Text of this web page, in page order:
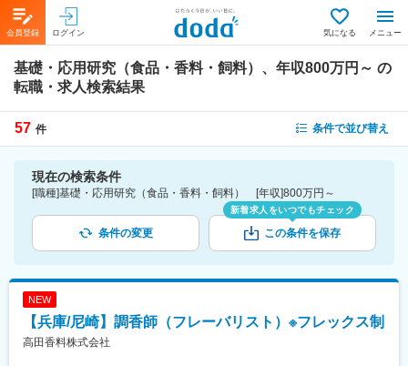
会員登録 ログイン 気になる メニュー
基礎・応用研究（食品・香料・飼料）、年収800万円～ の
転職・求人検索結果
57 件 条件で並び替え
現在の検索条件
[職種]基礎・応用研究（食品・香料・飼料） [年収]800万円～
条件の変更
新着求人をいつでもチェック
この条件を保存
NEW
【兵庫/尼崎】調香師（フレーバリスト）※フレックス制
高田香料株式会社